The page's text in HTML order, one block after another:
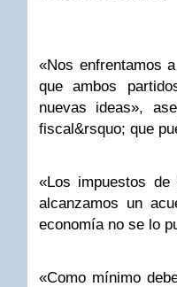
«Nos enfrentamos
que ambos
nuevas ideas»,
fiscal&rsquo; que
«Los impuestos
alcanzamos un
economía no se lo
«Como mínimo